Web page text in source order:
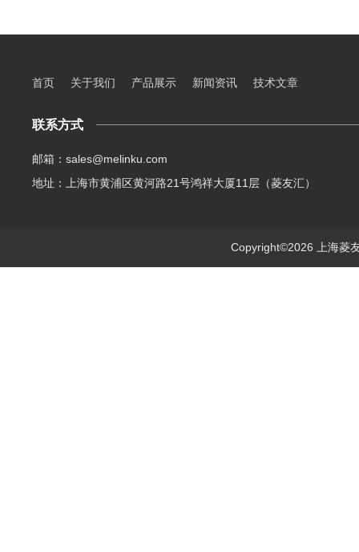
首页 关于我们 产品展示 新闻资讯 技术文章
联系方式
邮箱：sales@melinku.com
地址：上海市黄浦区黄河路21号鸿祥大厦11层（菱友汇）
Copyright©2026 上海菱